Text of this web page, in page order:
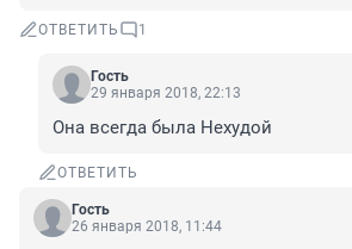
ОТВЕТИТЬ 1
Гость
29 января 2018, 22:13
Она всегда была Нехудой
ОТВЕТИТЬ
Гость
26 января 2018, 11:44